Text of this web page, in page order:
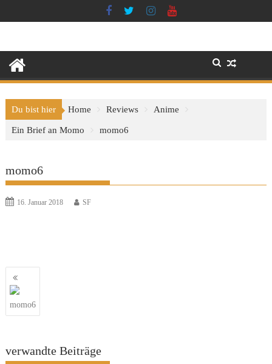
to
Du bist hier Home Reviews Anime
Ein Brief an Momo momo6
momo6
16. Januar 2018 SF
Beitragsnavigation
momo6
verwandte Beiträge